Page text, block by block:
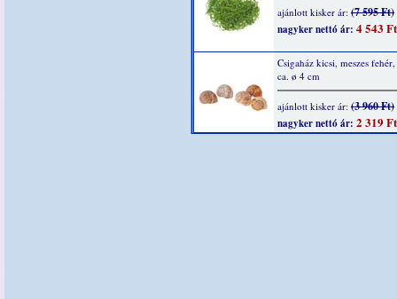
ajánlott kisker ár: (7 595 Ft)
nagyker nettó ár: 4 543 Ft
Csigaház kicsi, meszes
ca. ø 4 cm
ajánlott kisker ár: (3 960 Ft)
nagyker nettó ár: 2 319 Ft